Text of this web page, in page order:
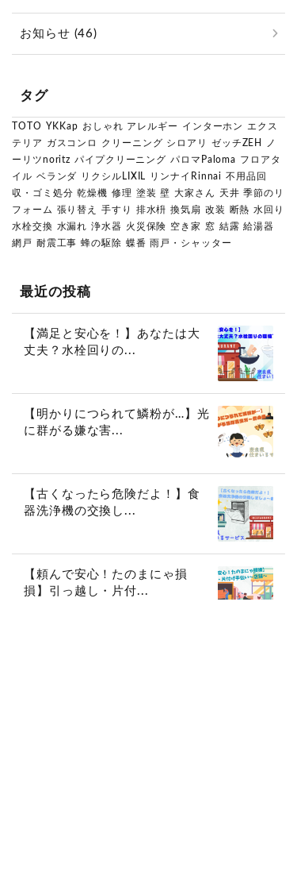
お知らせ (46)
タグ
TOTO YKKap おしゃれ アレルギー インターホン
エクス
テリア
ガスコンロ クリーニング シロアリ ゼッチZEH
ノ
ーリツnoritz パイプクリーニング パロマPaloma フロアタ
イル ベランダ リクシルLIXIL リンナイRinnai 不用品回
収・ゴミ処分 乾燥機 修理 塗装 壁 大家さん 天井 季節のリ
フォーム 張り替え 手すり 排水枡 換気扇 改装 断熱 水回り
水栓交換 水漏れ 浄水器 火災保険 空き家 窓 結露 給湯器
網戸 耐震工事 蜂の駆除 蝶番 雨戸・シャッター
最近の投稿
【満足と安心を！】あなたは大
丈夫？水栓回りの...
【明かりにつられて鱗粉が…】光
に群がる嫌な害...
【古くなったら危険だよ！】食
器洗浄機の交換し...
【頼んで安心！たのまにゃ損
損】引っ越し・片付...